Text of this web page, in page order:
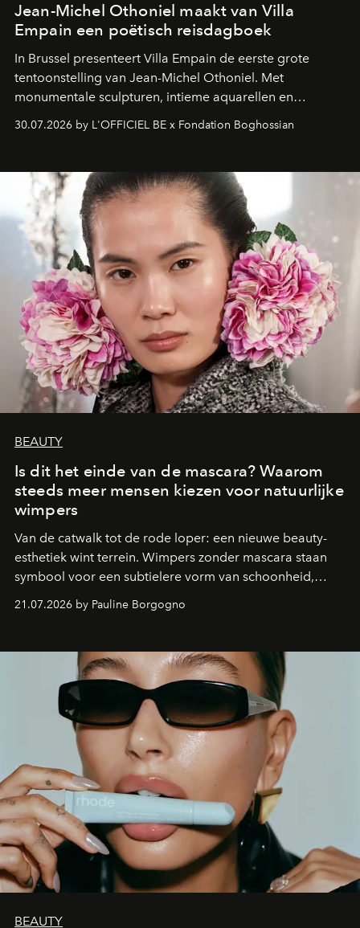
Jean-Michel Othoniel maakt van Villa
Empain een poëtisch reisdagboek
In Brussel presenteert Villa Empain de eerste grote
tentoonstelling van Jean-Michel Othoniel. Met
monumentale sculpturen, intieme aquarellen en
fonkelend Murano-glas creëert de Franse kunstenaar
een emotionele reis waarin elk werk de herinnering
moment van verwondering.
30.07.2026 by L'OFFICIEL BE x Fondation Boghossian
BEAUTY
Is dit het einde van de mascara? Waarom
steeds meer mensen kiezen voor natuurlijke
wimpers
Van de catwalk tot de rode loper: een nieuwe beauty-
esthetiek wint terrein. Wimpers zonder mascara staan
symbool voor een subtielere vorm van schoonheid,
waarin zelfvertrouwen belangrijker is dan een overvloed
aan make-up.
21.07.2026 by Pauline Borgogno
BEAUTY